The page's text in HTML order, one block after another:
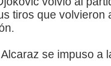
tiros que volvieron
se impuso a